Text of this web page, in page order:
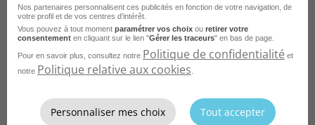
Emploi Rédacteur
Emploi Conducteur offset
Emploi Imprimeur
Emploi Journaliste
Emploi Assistant d'édition
Nos partenaires personnalisent ces publicités en fonction de votre navigation, de
votre profil et de vos centres d’intérêt.
Vous pouvez à tout moment paramétrer vos choix ou retirer votre
consentement en cliquant sur le lien "Gérer les traceurs" en bas de page.
Pour en savoir plus, consultez notre Politique de confidentialité et
notre Politique relative aux cookies
Personnaliser mes choix Tout accepter